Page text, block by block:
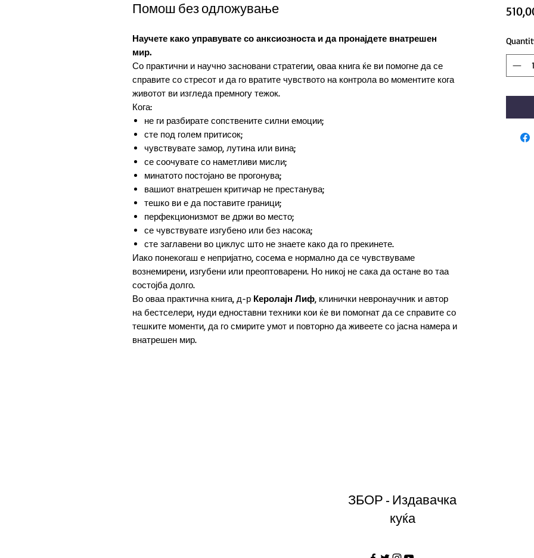
Помош без одложување
Научете како управувате со анксиозноста и да пронајдете внатрешен
мир.
Со практични и научно засновани стратегии, оваа книга ќе ви помогне да се
справите со стресот и да го вратите чувството на контрола во моментите кога
животот ви изгледа премногу тежок.
Кога:
не ги разбирате сопствените силни емоции;
сте под голем притисок;
чувствувате замор, лутина или вина;
се соочувате со наметливи мисли;
минатото постојано ве прогонува;
вашиот внатрешен критичар не престанува;
тешко ви е да поставите граници;
перфекционизмот ве држи во место;
се чувствувате изгубено или без насока;
сте заглавени во циклус што не знаете како да го прекинете.
Иако понекогаш е непријатно, сосема е нормално да се чувствуваме
вознемирени, изгубени или преоптоварени. Но никој не сака да остане во таа
состојба долго.
Во оваа практична книга, д-р Керолајн Лиф, клинички невронаучник и автор
на бестселери, нуди едноставни техники кои ќе ви помогнат да се справите со
тешките моменти, да го смирите умот и повторно да живеете со јасна намера и
внатрешен мир.
ЗБОР - Издавачка
куќа